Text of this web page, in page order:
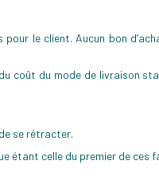
le client. Aucun bon
coût du mode de livraison
se rétracter.
étant celle du premier de ces